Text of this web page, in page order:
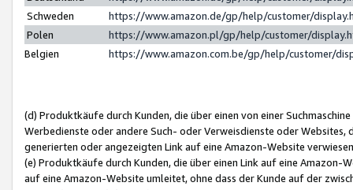
Schweden
https://www.amazon.de/gp/help/customer/
Polen
https://www.amazon.pl/gp/help/customer/
Belgien
https://www.amazon.com.be/gp/help/customer/
(d) Produktkäufe durch Kunden, die über einen von einer
Werbedienste oder andere Such- oder Verweisdienste oder Websites,
generierten oder angezeigten Link auf eine Amazon-Website
(e) Produktkäufe durch Kunden, die über einen Link auf eine
auf eine Amazon-Website umleitet, ohne dass der Kunde auf der